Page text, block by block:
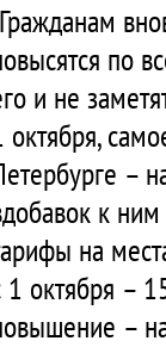
по
и не
октября,
–
к
на
1 октября –
–